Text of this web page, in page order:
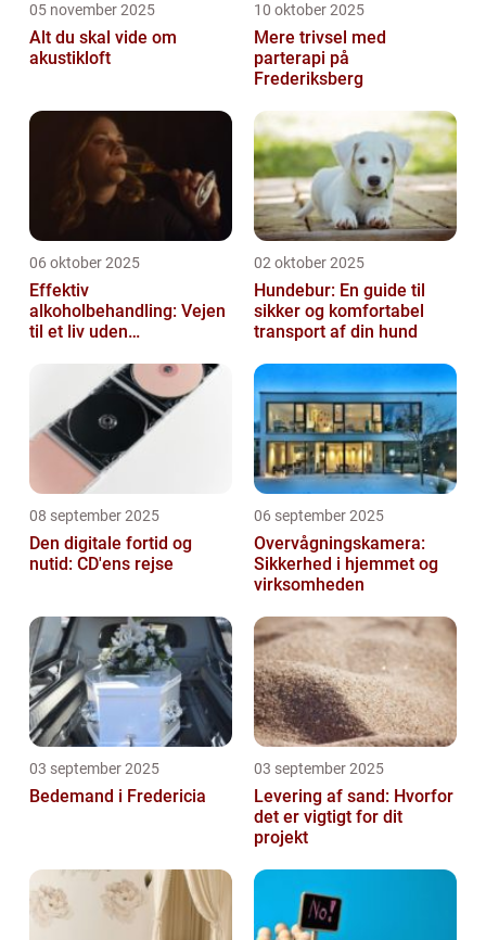
05 november 2025
Alt du skal vide om
akustikloft
10 oktober 2025
Mere trivsel med
parterapi på
Frederiksberg
06 oktober 2025
Effektiv
alkoholbehandling: Vejen
til et liv uden
02 oktober 2025
Hundebur: En guide til
sikker og komfortabel
transport af din hund
08 september 2025
Den digitale fortid og
nutid: CD'ens rejse
06 september 2025
Overvågningskamera:
Sikkerhed i hjemmet og
virksomheden
03 september 2025
Bedemand i Fredericia
03 september 2025
Levering af sand: Hvorfor
det er vigtigt for dit
projekt